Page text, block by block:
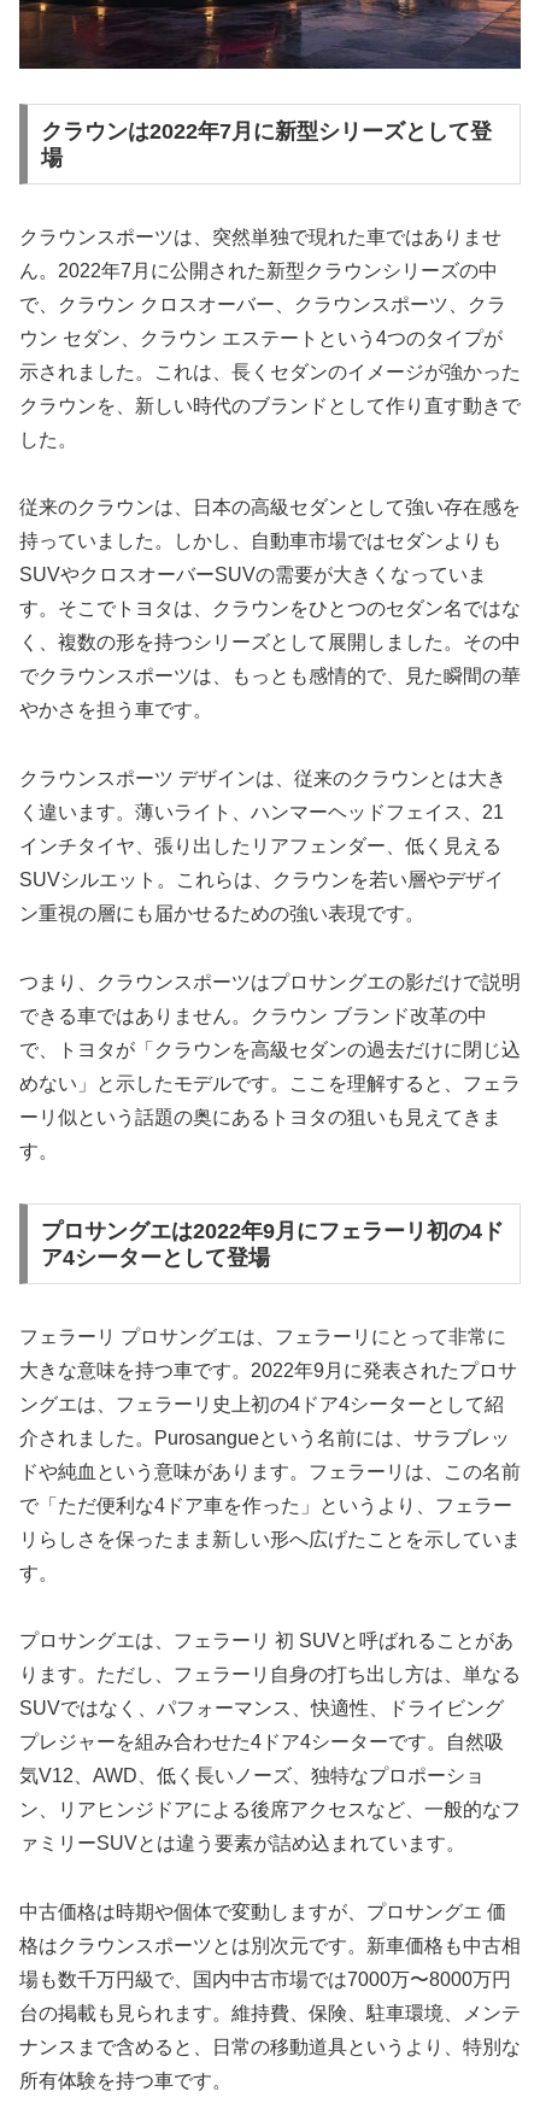
クラウンは2022年7月に新型シリーズとして登
場
クラウンスポーツは、突然単独で現れた車ではありませ
ん。2022年7月に公開された新型クラウンシリーズの中
で、クラウン クロスオーバー、クラウンスポーツ、クラ
ウン セダン、クラウン エステートという4つのタイプが
示されました。これは、長くセダンのイメージが強かった
クラウンを、新しい時代のブランドとして作り直す動きで
した。
従来のクラウンは、日本の高級セダンとして強い存在感を
持っていました。しかし、自動車市場ではセダンよりも
SUVやクロスオーバーSUVの需要が大きくなっていま
す。そこでトヨタは、クラウンをひとつのセダン名ではな
く、複数の形を持つシリーズとして展開しました。その中
でクラウンスポーツは、もっとも感情的で、見た瞬間の華
やかさを担う車です。
クラウンスポーツ デザインは、従来のクラウンとは大き
く違います。薄いライト、ハンマーヘッドフェイス、21
インチタイヤ、張り出したリアフェンダー、低く見える
SUVシルエット。これらは、クラウンを若い層やデザイ
ン重視の層にも届かせるための強い表現です。
つまり、クラウンスポーツはプロサングエの影だけで説明
できる車ではありません。クラウン ブランド改革の中
で、トヨタが「クラウンを高級セダンの過去だけに閉じ込
めない」と示したモデルです。ここを理解すると、フェラ
ーリ似という話題の奥にあるトヨタの狙いも見えてきま
す。
プロサングエは2022年9月にフェラーリ初の4ド
ア4シーターとして登場
フェラーリ プロサングエは、フェラーリにとって非常に
大きな意味を持つ車です。2022年9月に発表されたプロサ
ングエは、フェラーリ史上初の4ドア4シーターとして紹
介されました。Purosangueという名前には、サラブレッ
ドや純血という意味があります。フェラーリは、この名前
で「ただ便利な4ドア車を作った」というより、フェラー
リらしさを保ったまま新しい形へ広げたことを示していま
す。
プロサングエは、フェラーリ 初 SUVと呼ばれることがあ
ります。ただし、フェラーリ自身の打ち出し方は、単なる
SUVではなく、パフォーマンス、快適性、ドライビング
プレジャーを組み合わせた4ドア4シーターです。自然吸
気V12、AWD、低く長いノーズ、独特なプロポーショ
ン、リアヒンジドアによる後席アクセスなど、一般的なフ
ァミリーSUVとは違う要素が詰め込まれています。
中古価格は時期や個体で変動しますが、プロサングエ 価
格はクラウンスポーツとは別次元です。新車価格も中古相
場も数千万円級で、国内中古市場では7000万〜8000万円
台の掲載も見られます。維持費、保険、駐車環境、メンテ
ナンスまで含めると、日常の移動道具というより、特別な
所有体験を持つ車です。